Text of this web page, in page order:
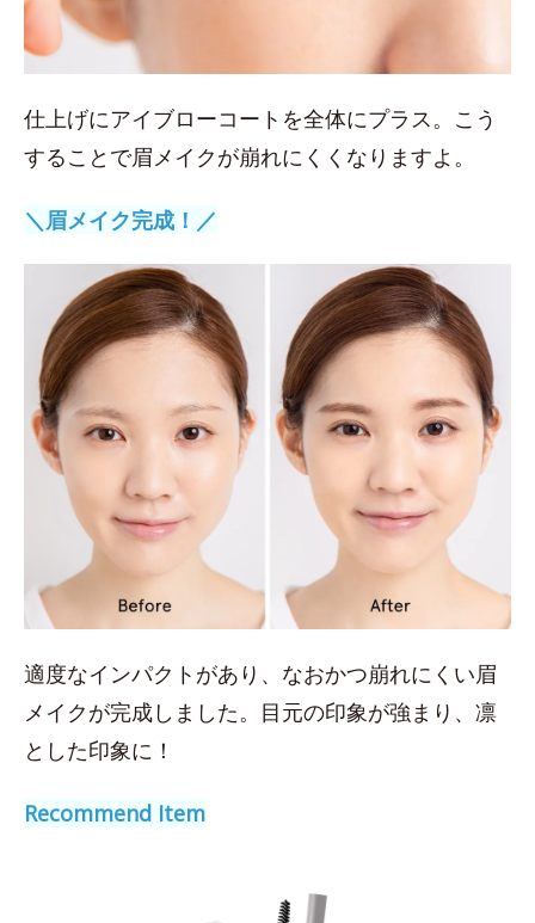
仕上げにアイブローコートを全体にプラス。こう
することで眉メイクが崩れにくくなりますよ。
＼眉メイク完成！／
適度なインパクトがあり、なおかつ崩れにくい眉
メイクが完成しました。目元の印象が強まり、凛
とした印象に！
Recommend Item